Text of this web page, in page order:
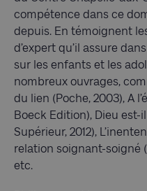
compétence dans ce
depuis. En témoignent
d’expert qu’il assure
sur les enfants et les
nombreux ouvrages,
du lien (Poche, 2003), A
Boeck Edition), Dieu est-
Supérieur, 2012),
relation soignant-soigné
etc.